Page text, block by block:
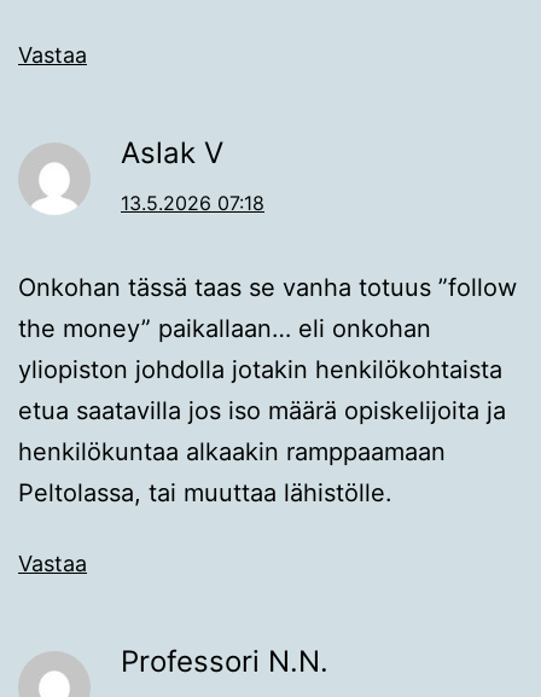
Vastaa
Aslak V
13.5.2026 07:18
Onkohan tässä taas se vanha totuus ”follow
the money” paikallaan… eli onkohan
yliopiston johdolla jotakin henkilökohtaista
etua saatavilla jos iso määrä opiskelijoita ja
henkilökuntaa alkaakin ramppaamaan
Peltolassa, tai muuttaa lähistölle.
Vastaa
Professori N.N.